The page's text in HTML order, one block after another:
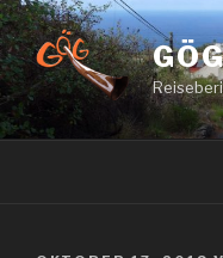
Zum
Inhalt
springen